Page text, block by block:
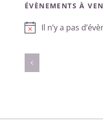
ÉVÈNEMENTS À
Notice
Il n’y a pas